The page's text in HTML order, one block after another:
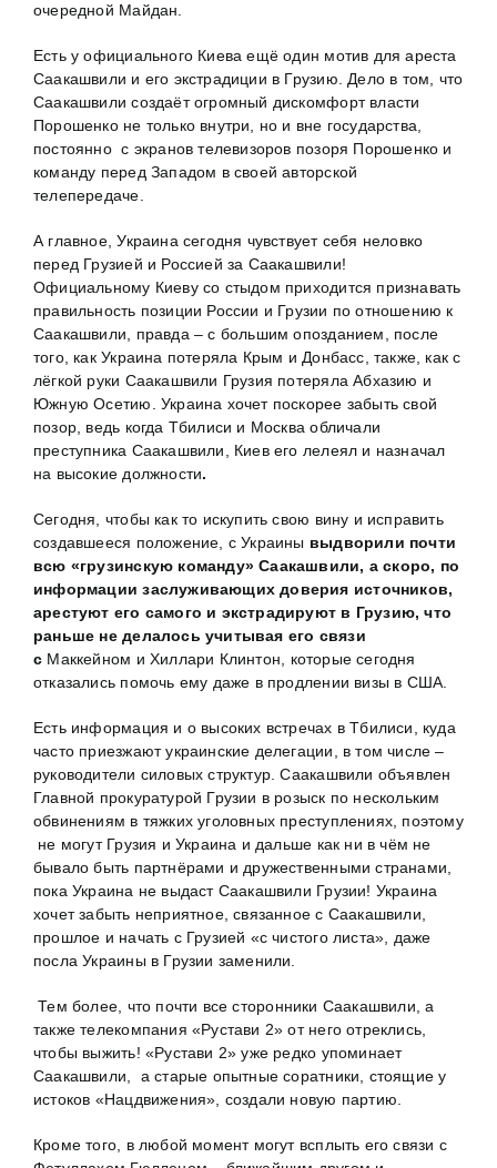
очередной Майдан.
Есть у официального Киева ещё один мотив для ареста
Саакашвили и его экстрадиции в Грузию. Дело в том, что
Саакашвили создаёт огромный дискомфорт власти
Порошенко не только внутри, но и вне государства,
постоянно с экранов телевизоров позоря Порошенко и
команду перед Западом в своей авторской
телепередаче.
А главное, Украина сегодня чувствует себя неловко
перед Грузией и Россией за Саакашвили!
Официальному Киеву со стыдом приходится признавать
правильность позиции России и Грузии по отношению к
Саакашвили, правда – с большим опозданием, после
того, как Украина потеряла Крым и Донбасс, также, как с
лёгкой руки Саакашвили Грузия потеряла Абхазию и
Южную Осетию. Украина хочет поскорее забыть свой
позор, ведь когда Тбилиси и Москва обличали
преступника Саакашвили, Киев его лелеял и назначал
на высокие должности.
Сегодня, чтобы как то искупить свою вину и исправить
создавшееся положение, с Украины выдворили почти
всю «грузинскую команду» Саакашвили, а скоро, по
информации заслуживающих доверия источников,
арестуют его самого и экстрадируют в Грузию, что
раньше не делалось учитывая его связи
с Маккейном и Хиллари Клинтон, которые сегодня
отказались помочь ему даже в продлении визы в США.
Есть информация и о высоких встречах в Тбилиси, куда
часто приезжают украинские делегации, в том числе –
руководители силовых структур. Саакашвили объявлен
Главной прокуратурой Грузии в розыск по нескольким
обвинениям в тяжких уголовных преступлениях, поэтому
не могут Грузия и Украина и дальше как ни в чём не
бывало быть партнёрами и дружественными странами,
пока Украина не выдаст Саакашвили Грузии! Украина
хочет забыть неприятное, связанное с Саакашвили,
прошлое и начать с Грузией «с чистого листа», даже
посла Украины в Грузии заменили.
Тем более, что почти все сторонники Саакашвили, а
также телекомпания «Рустави 2» от него отреклись,
чтобы выжить! «Рустави 2» уже редко упоминает
Саакашвили, а старые опытные соратники, стоящие у
истоков «Нацдвижения», создали новую партию.
Кроме того, в любой момент могут всплыть его связи с